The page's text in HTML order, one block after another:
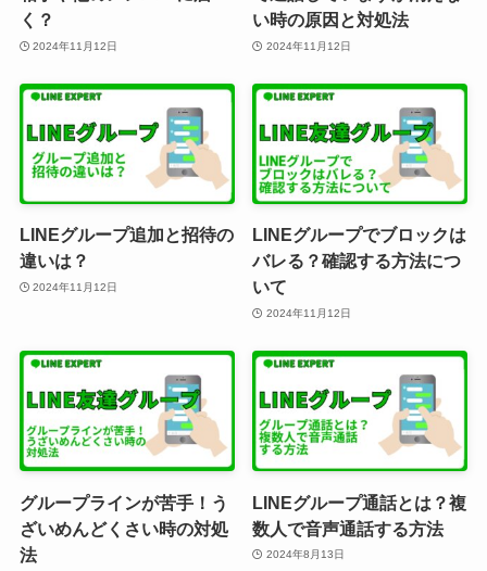
く？
2024年11月12日
い時の原因と対処法
2024年11月12日
LINEグループ追加と招待の
違いは？
2024年11月12日
LINEグループでブロックは
バレる？確認する方法につ
いて
2024年11月12日
グループラインが苦手！う
ざいめんどくさい時の対処
法
LINEグループ通話とは？複
数人で音声通話する方法
2024年8月13日